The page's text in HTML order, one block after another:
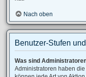
Nach oben
Benutzer-Stufen
Was sind
Administratoren haben